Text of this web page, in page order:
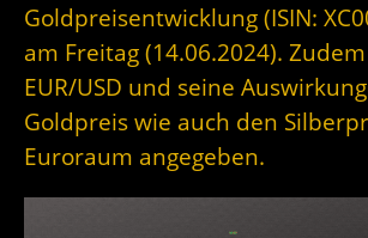
Goldpreisentwicklung (ISIN:
am Freitag (14.06.2024).
EUR/USD und seine
Goldpreis wie auch den
Euroraum angegeben.